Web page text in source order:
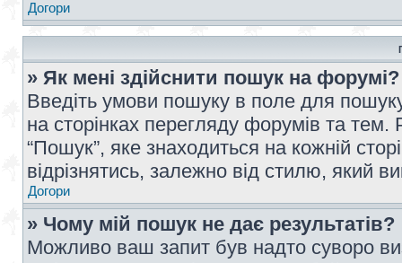
Догори
» Як мені здійснити пошук на форумі?
Введіть умови пошуку в поле для
на сторінках перегляду форумів та
“Пошук”, яке знаходиться на кожній
відрізнятись, залежно від стилю, який
Догори
» Чому мій пошук не дає результатів?
Можливо ваш запит був надто суворо